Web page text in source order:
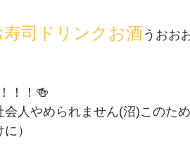
司ドリンクお酒 うおお
！！🍻
人やめられません(沼)このた
）